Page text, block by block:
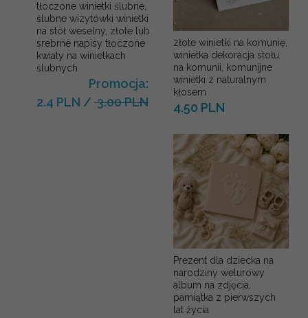
tłoczone winietki ślubne,
ślubne wizytówki winietki
na stół weselny, złote lub
srebrne napisy tłoczone
kwiaty na winietkach
ślubnych
Promocja:
2.4 PLN / 3.00 PLN
złote winietki na komunię,
winietka dekoracja stołu
na komunii, komunijne
winietki z naturalnym
kłosem
4.50 PLN
Prezent dla dziecka na
narodziny welurowy
album na zdjęcia,
pamiątka z pierwszych
lat życia